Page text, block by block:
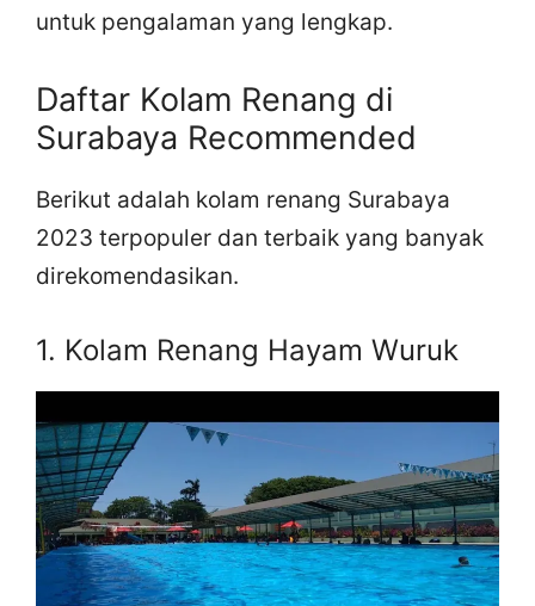
untuk pengalaman yang lengkap.
Daftar Kolam Renang di
Surabaya Recommended
Berikut adalah kolam renang Surabaya
2023 terpopuler dan terbaik yang banyak
direkomendasikan.
1. Kolam Renang Hayam Wuruk